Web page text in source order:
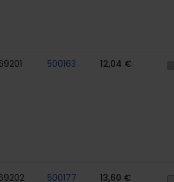
500163 12,04 €
500177 13,60 €